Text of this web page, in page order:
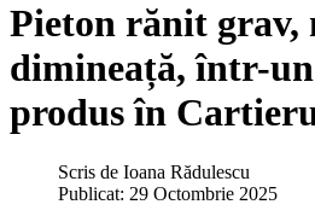
Pieton rănit grav,
dimineață, într-
produs în
Scris de Ioana Rădulescu
Publicat: 29 Octombrie 2025